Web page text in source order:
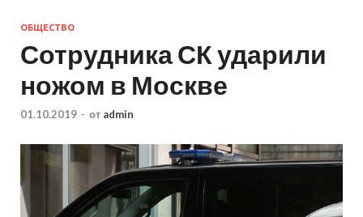
ОБЩЕСТВО
Сотрудника СК ударили
ножом в Москве
01.10.2019 - от admin